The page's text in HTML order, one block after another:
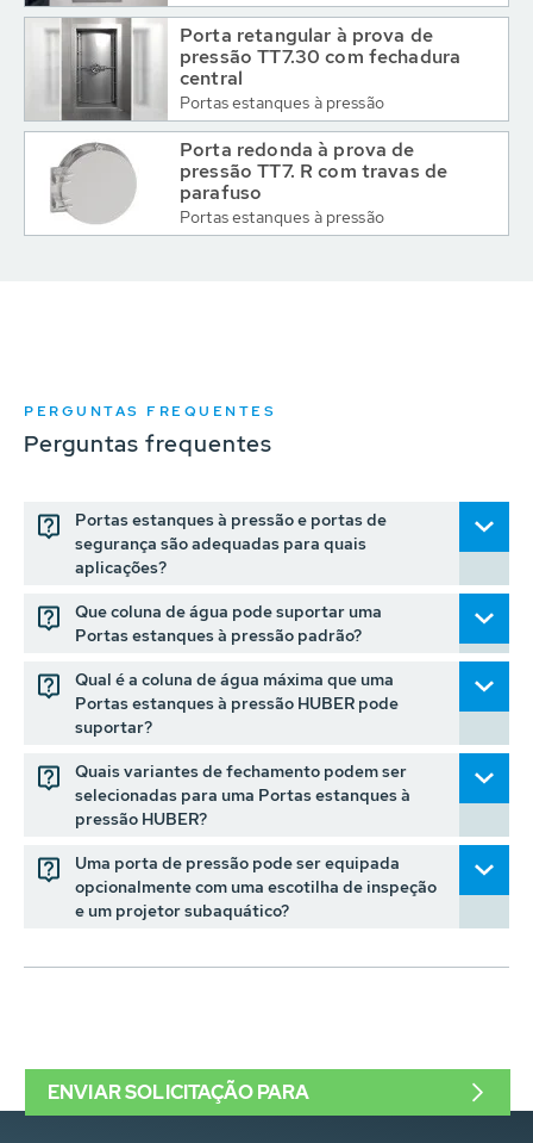
Porta retangular à prova de
pressão TT7.30 com fechadura
central
Portas estanques à pressão
Porta redonda à prova de
pressão TT7. R com travas de
parafuso
Portas estanques à pressão
PERGUNTAS FREQUENTES
Perguntas frequentes
Portas estanques à pressão e portas de
segurança são adequadas para quais
aplicações?
Que coluna de água pode suportar uma
Portas estanques à pressão padrão?
Qual é a coluna de água máxima que uma
Portas estanques à pressão HUBER pode
suportar?
Quais variantes de fechamento podem ser
selecionadas para uma Portas estanques à
pressão HUBER?
Uma porta de pressão pode ser equipada
opcionalmente com uma escotilha de inspeção
e um projetor subaquático?
ENVIAR SOLICITAÇÃO PARA